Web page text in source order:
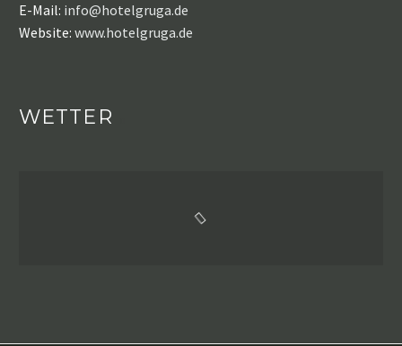
E-Mail: info@hotelgruga.de
Website: www.hotelgruga.de
WETTER